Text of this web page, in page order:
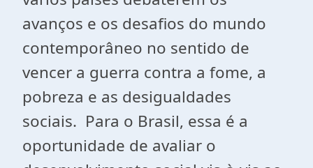
avanços e os desafios do mundo
contemporâneo no sentido de
vencer a guerra contra a fome, a
pobreza e as desigualdades
sociais. Para o Brasil, essa é a
oportunidade de avaliar o